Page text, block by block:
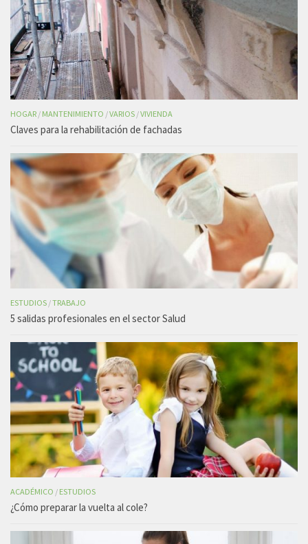
HOGAR / MANTENIMIENTO /VARIOS /VIVIENDA
Claves para la rehabilitación de fachadas
ESTUDIOS /TRABAJO
5 salidas profesionales en el sector Salud
ACADÉMICO / ESTUDIOS
¿Cómo preparar la vuelta al cole?